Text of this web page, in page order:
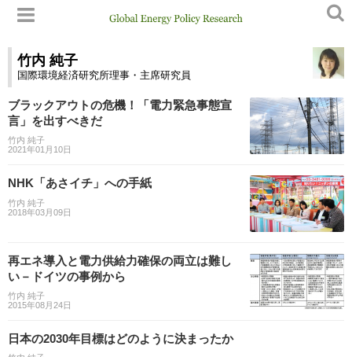
竹内 純子
国際環境経済研究所理事・主席研究員
ブラックアウトの危機！「電力緊急事態宣
言」を出すべきだ
竹内 純子
2021年01月10日
NHK「あさイチ」への手紙
竹内 純子
2018年03月09日
再エネ導入と電力供給力確保の両立は難し
い－ドイツの事例から
竹内 純子
2015年08月24日
日本の2030年目標はどのように決まったか